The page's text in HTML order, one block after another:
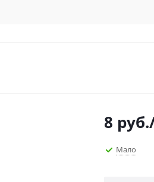
8 руб.
Мало